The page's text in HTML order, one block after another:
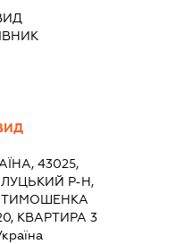
43025,
Р-Н,
ТИМОШЕНКА
КВАРТИРА 3